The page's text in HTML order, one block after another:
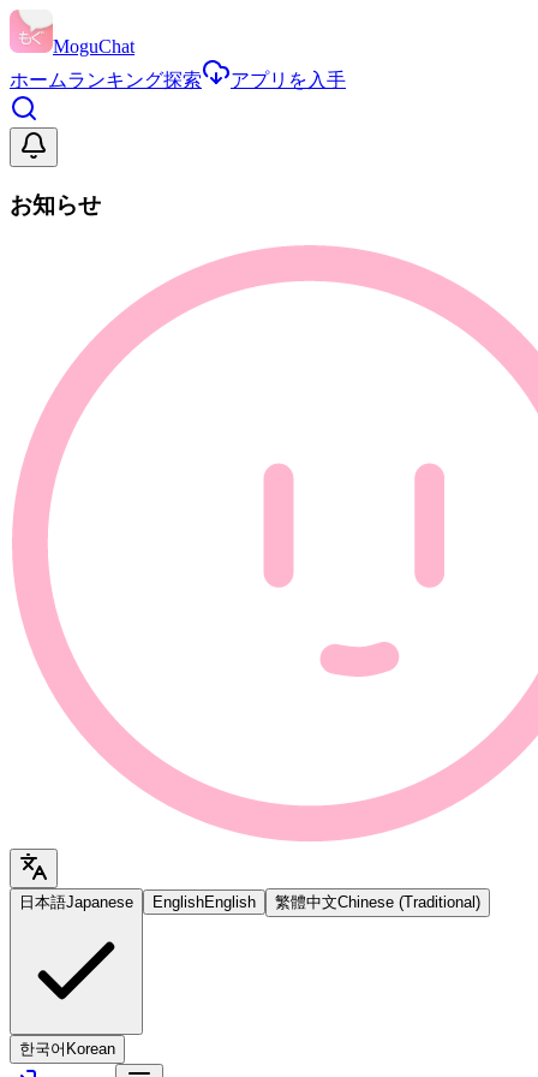
MoguChat
ホームランキング探索 アプリを入手
お知らせ
日本語Japanese EnglishEnglish 繁體中文Chinese (Traditional)
한국어 Korean